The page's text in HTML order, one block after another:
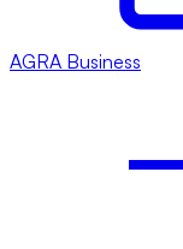
AGRA Business